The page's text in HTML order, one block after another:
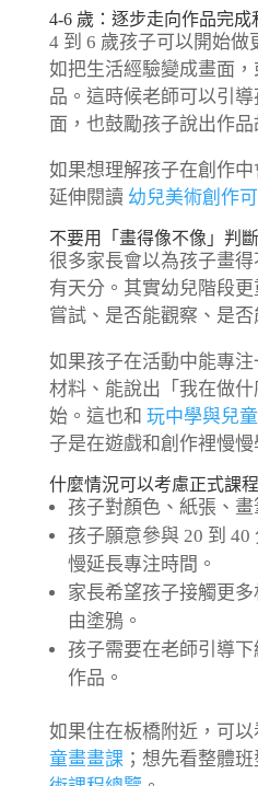
4-6 歲：逐步走向作品完成
4 到 6 歲孩子可以開始做
如把生活經驗變成畫面
品。這時候老師可以引
面，也鼓勵孩子說出作品
如果想理解孩子在創作
延伸閱讀 幼兒美術創作
不要用「畫得像不像」判
很多家長會以為孩子畫
有天分。其實幼兒階段
嘗試、是否能觀察、是否
如果孩子在活動中能專
材料、能說出「我在做
始。這也和 玩中學與兒
子是在遊戲和創作裡慢慢
什麼情況可以考慮正式課
孩子對顏色、紙張、畫
孩子願意參與 20 到
慢延長專注時間。
家長希望孩子接觸更
由塗鴉。
孩子需要在老師引導
作品。
如果住在板橋附近，可以
童畫畫課 ；想先看整體